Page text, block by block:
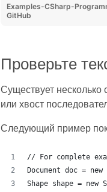
Examples-CSharp-
GitHub
Проверьте
Существует
или хвост
Следующий пример
// For complete
Document doc =
Shape shape = new